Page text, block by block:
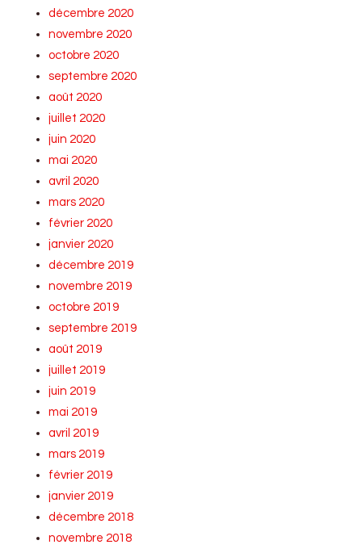
décembre 2020
novembre 2020
octobre 2020
septembre 2020
août 2020
juillet 2020
juin 2020
mai 2020
avril 2020
mars 2020
février 2020
janvier 2020
décembre 2019
novembre 2019
octobre 2019
septembre 2019
août 2019
juillet 2019
juin 2019
mai 2019
avril 2019
mars 2019
février 2019
janvier 2019
décembre 2018
novembre 2018